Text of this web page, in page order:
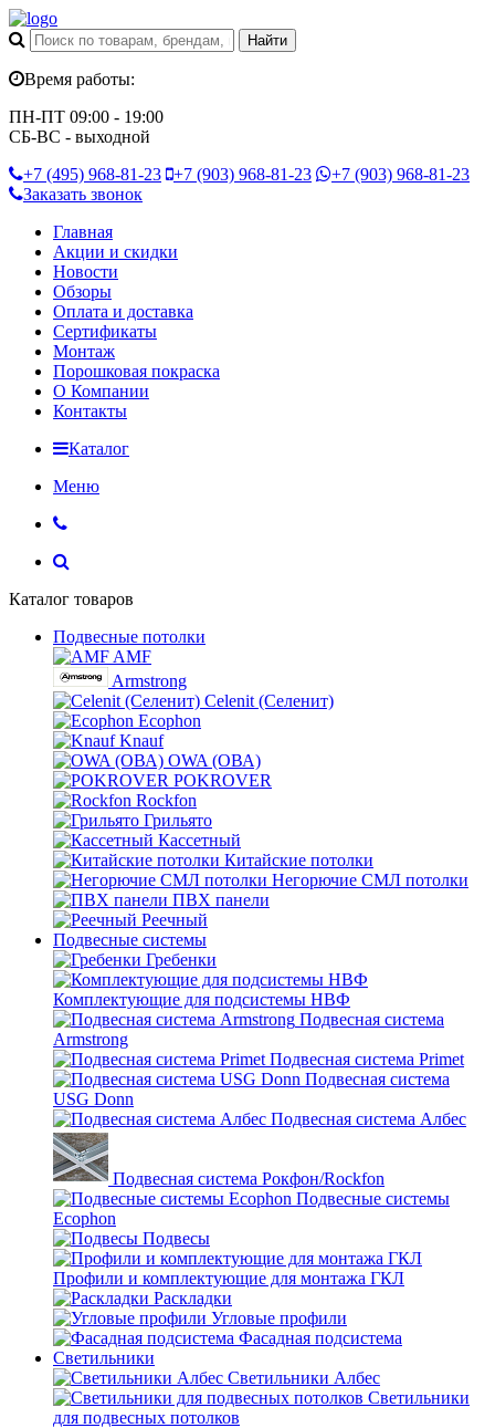
Время работы:
ПН-ПТ 09:00 - 19:00
СБ-ВС - выходной
+7 (495) 968-81-23 +7 (903) 968-81-23 +7 (903) 968-81-23
Заказать звонок
Главная
Акции и скидки
Новости
Обзоры
Оплата и доставка
Сертификаты
Монтаж
Порошковая покраска
О Компании
Контакты
Каталог
Меню
Каталог товаров
Подвесные потолки
AMF
Armstrong
Celenit (Селенит)
Ecophon
Knauf
OWA (ОВА)
POKROVER
Rockfon
Грильято
Кассетный
Китайские потолки
Негорючие СМЛ потолки
ПВХ панели
Реечный
Подвесные системы
Гребенки
Комплектующие для подсистемы НВФ
Подвесная система
Armstrong
Подвесная система Primet
Подвесная система
USG Donn
Подвесная система Албес
Подвесная система Рокфон/Rockfon
Подвесные системы
Ecophon
Подвесы
Профили и комплектующие для монтажа ГКЛ
Раскладки
Угловые профили
Фасадная подсистема
Светильники
Светильники Албес
Светильники
для подвесных потолков